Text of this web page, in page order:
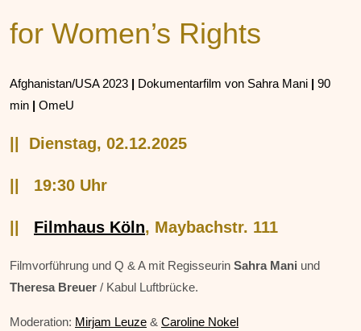
for Women’s Rights
Afghanistan/USA 2023 | Dokumentarfilm von Sahra Mani | 90
min | OmeU
|| Dienstag, 02.12.2025
|| 19:30 Uhr
Filmhaus Köln, Maybachstr. 111
Filmvorführung und Q & A mit Regisseurin Sahra Mani und
Theresa Breuer / Kabul Luftbrücke.
Moderation: Mirjam Leuze & Caroline Nokel